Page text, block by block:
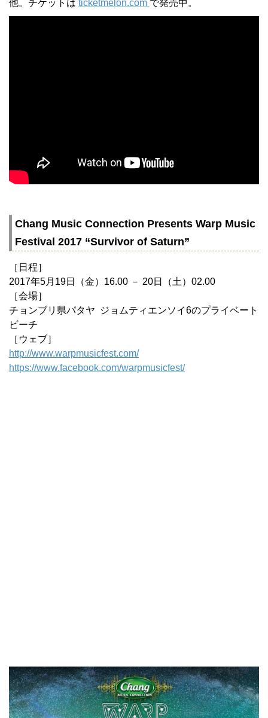
他。 チケットは ticketmelon.com で発売中。
Chang Music Connection Presents Warp Music
Festival 2017 “Survivor of Saturn”
［日程］
2017年5月19日（金）16.00 － 20日（土）02.00
［会場］
チョンブリ県パタヤ ジョムティエンソイ6のプライベート
ビーチ
［ウェブ］
http://www.warpmusicfest.com/
https://www.facebook.com/warpmusicfest/